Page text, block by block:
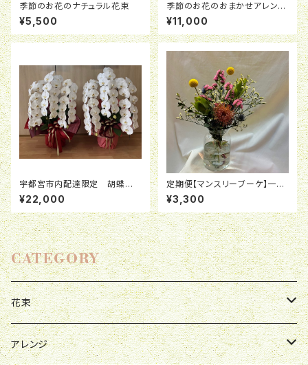
季節のお花のナチュラル花束
¥5,500
季節のお花のおまかせアレンジ
メント
¥11,000
宇都宮市内配達限定 胡蝶蘭
鉢３本立ち 36~42輪
¥22,000
定期便【マンスリーブーケ】一ヶ
月毎に一度お花が届く
¥3,300
CATEGORY
花束
母の日
アレンジ